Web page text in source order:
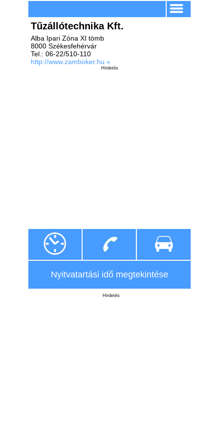
Tűzállótechnika Kft.
Alba Ipari Zóna XI tömb
8000 Székesfehérvár
Tel.: 06-22/510-110
http://www.zamboker.hu »
Hirdetés
Nyitvatartási idő megtekintése
Hirdetés